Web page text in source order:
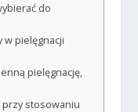
do
w pielęgnacji
pielęgnację,
przy stosowaniu